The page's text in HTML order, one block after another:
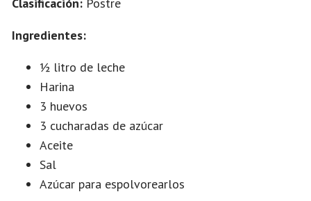
Ingredientes:
½ litro de leche
Harina
3 huevos
3 cucharadas de azúcar
Aceite
Sal
Azúcar para espolvorearlos